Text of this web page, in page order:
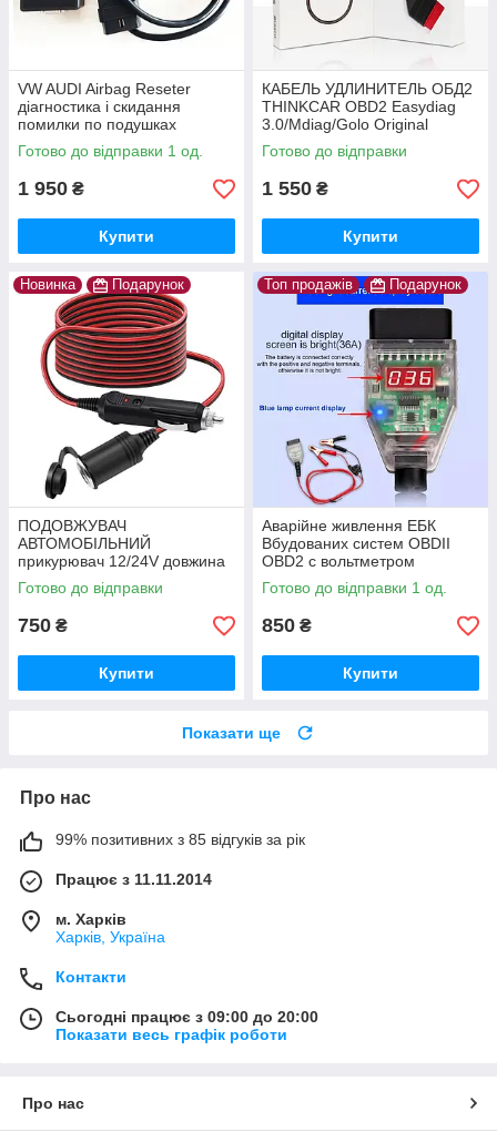
VW AUDI Airbag Reseter
діагностика і скидання
помилки по подушках
безпеки
Готово до відправки 1 од.
1 950 ₴
Купити
КАБЕЛЬ УДЛИНИТЕЛЬ ОБД2
THINKCAR OBD2 Easydiag
3.0/Mdiag/Golo Original
THINKDIAG
Готово до відправки
1 550 ₴
Купити
Новинка Подарунок
ПОДОВЖУВАЧ
АВТОМОБІЛЬНИЙ
прикурювач 12/24V довжина
3 метра
Готово до відправки
750 ₴
Купити
Топ продажів Подарунок
Аварійне живлення ЕБК
Вбудованих систем OBDII
OBD2 c вольтметром
Готово до відправки 1 од.
850 ₴
Купити
Показати ще
Про нас
99% позитивних з 85 відгуків за рік
Працює з 11.11.2014
м. Харків
Харків, Україна
Контакти
Сьогодні працює з 09:00 до 20:00
Показати весь графік роботи
Про нас